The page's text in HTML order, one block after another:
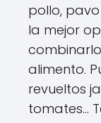
pollo,
la mejor
alimento.
revueltos
tomates...